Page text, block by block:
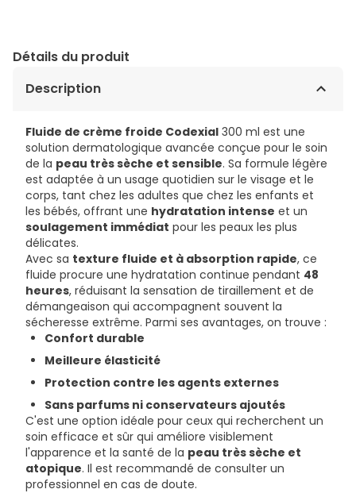
Détails du produit
Description
Fluide de crème froide Codexial 300 ml est une
solution dermatologique avancée conçue pour le soin
de la peau très sèche et sensible. Sa formule légère
est adaptée à un usage quotidien sur le visage et le
corps, tant chez les adultes que chez les enfants et
les bébés, offrant une hydratation intense et un
soulagement immédiat pour les peaux les plus
délicates.
Avec sa texture fluide et à absorption rapide, ce
fluide procure une hydratation continue pendant 48
heures, réduisant la sensation de tiraillement et de
démangeaison qui accompagnent souvent la
sécheresse extrême. Parmi ses avantages, on trouve :
Confort durable
Meilleure élasticité
Protection contre les agents externes
Sans parfums ni conservateurs ajoutés
C'est une option idéale pour ceux qui recherchent un
soin efficace et sûr qui améliore visiblement
l'apparence et la santé de la peau très sèche et
atopique. Il est recommandé de consulter un
professionnel en cas de doute.